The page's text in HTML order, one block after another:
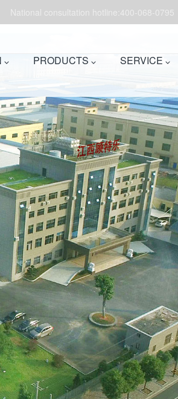
National consultation hotline:400-068-0795
PRODUCTS SERVICE